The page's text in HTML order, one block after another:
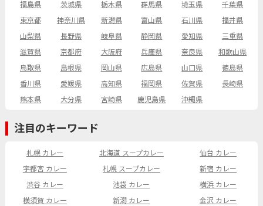
福島県
茨城県 栃木県 群馬県 埼玉県
千葉県
東京都
神奈川県 新潟県 富山県 石川県
福井県
山梨県
長野県 岐阜県 静岡県 愛知県
三重県
滋賀県
京都府 大阪府 兵庫県 奈良県
和歌山県
鳥取県
島根県 岡山県 広島県 山口県
徳島県
香川県
愛媛県 高知県 福岡県 佐賀県
長崎県
熊本県
大分県 宮崎県 鹿児島県 沖縄県
注目のキーワード
札幌 カレー 北海道 スープカレー
仙台 カレー
宇都宮 カレー
札幌 スープカレー
新宿 カレー
渋谷 カレー
池袋 カレー
横浜 カレー
横須賀 カレー
新潟 カレー
金沢 カレー